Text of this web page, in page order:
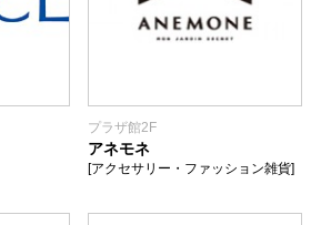
プラザ館2F
アネモネ
[アクセサリー・ファッション雑貨]